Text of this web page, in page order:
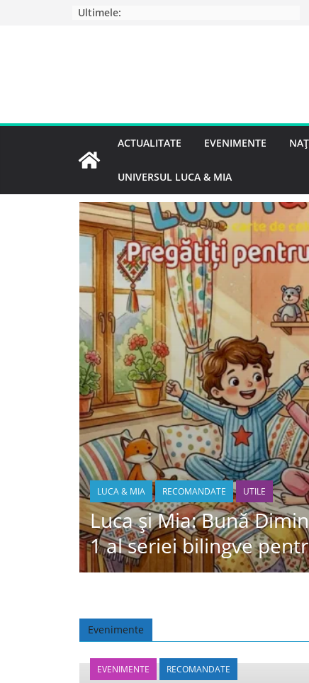
Ultimele:
ACTUALITATE EVENIMENTE
UNIVERSUL LUCA & MIA
LUCA & MIA RECOMANDATE UTILE
Luca și Mia: Bună
1 al seriei bilingve
Evenimente
EVENIMENTE RECOMANDATE